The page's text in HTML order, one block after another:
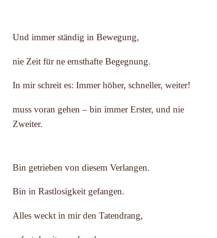
Und immer ständig in Bewegung,
nie Zeit für ne ernsthafte Begegnung.
In mir schreit es: Immer höher, schneller, weiter!
muss voran gehen – bin immer Erster, und nie
Zweiter.
Bin getrieben von diesem Verlangen.
Bin in Rastlosigkeit gefangen.
Alles weckt in mir den Tatendrang,